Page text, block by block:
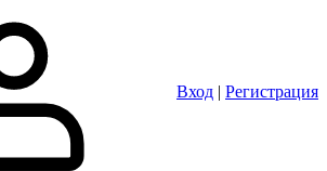
Вход | Регистрация